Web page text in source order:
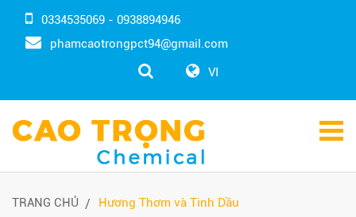
0334535069 - 0938894946
phamcaotrongpct94@gmail.com
VI
TRANG CHỦ Hương Thơm và Tinh Dầu